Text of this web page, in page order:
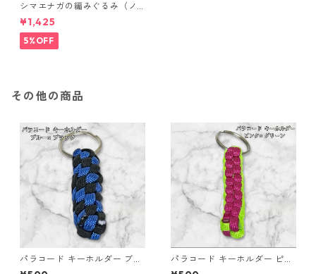
シマエナガの編みぐるみ（ノ
ーマル）
¥1,425
5%OFF
その他の商品
パラコード キーホルダー ブル
ー ブラック 編み込み s31
パラコード キーホルダー ピン
ク グリーン 編み込み s30